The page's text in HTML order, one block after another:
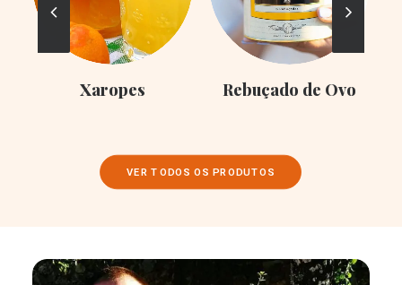
Xaropes Rebuçado de Ovo
VER TODOS OS PRODUTOS